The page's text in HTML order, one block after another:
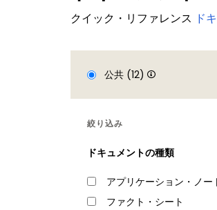
クイック・リファレンス ド
公共 (12)
絞り込み
ドキュメントの種類
アプリケーション・ノー
ファクト・シート